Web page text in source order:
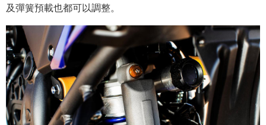
及彈簧預載也都可以調整。